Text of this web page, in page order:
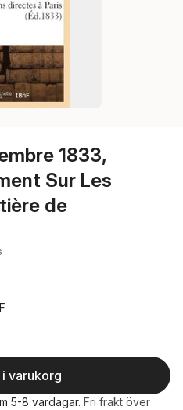
1833,
Sur Les
de
i varukorg
5-8 vardagar. Fri frakt över